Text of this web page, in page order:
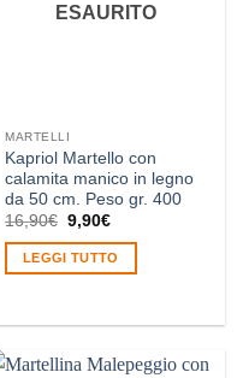
ESAURITO
MARTELLI
Kapriol Martello con
calamita manico in legno
da 50 cm. Peso gr. 400
16,90€ Il
originale
era:
9,90€Il
attuale
è:
LEGGI TUTTO